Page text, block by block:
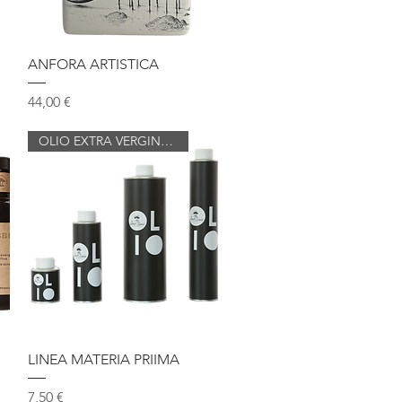
Vista rapida
ANFORA ARTISTICA
Prezzo
44,00 €
Vista rapida
OLIO EXTRA VERGINE DI OLIVA
LINEA MATERIA PRIIMA
Prezzo
7,50 €